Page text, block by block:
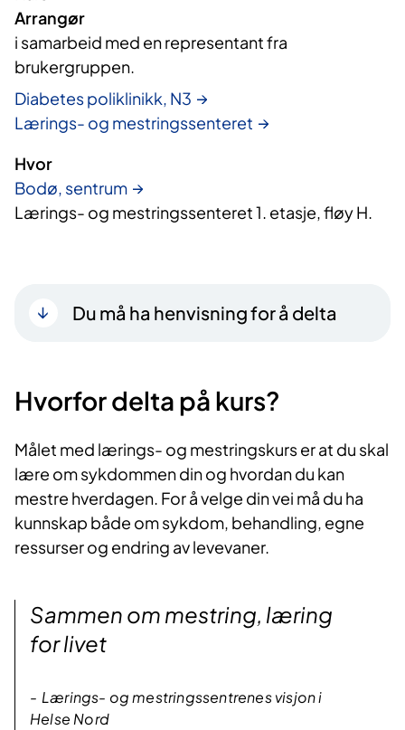
Arrangør
i samarbeid med en representant fra
brukergruppen.
Diabetes poliklinikk, N3
Lærings- og mestringssenteret
Hvor
Bodø, sentrum
Lærings- og mestringssenteret 1. etasje, fløy H.
Du må ha henvisning for å delta
Hvorfor delta på kurs?​
Målet med lærings- og mestringskurs er at du skal
lære om sykdommen din og hvordan du kan
mestre hverdagen. For å velge din vei må du ha
kunnskap både om sykdom, behandling, egne
ressurser og endring av levevaner.​​
Sammen om mestring, læring
for livet
Lærings- og mestringssentrenes visjon i
Helse Nord